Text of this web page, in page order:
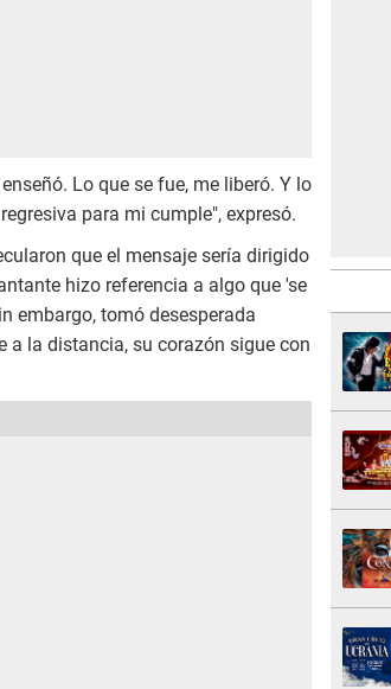
Lo que se fue, me liberó. Y lo
para mi cumple", expresó.
que el mensaje sería dirigido
hizo referencia a algo que 'se
embargo, tomó desesperada
a la distancia, su corazón sigue con